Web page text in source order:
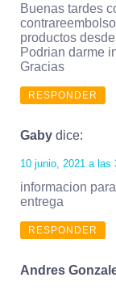
Buenas tardes
productos
Podrian darme
Gracias
RESPONDER
Gaby dice:
10 junio, 2021 a las
informacion
entrega
RESPONDER
Andres